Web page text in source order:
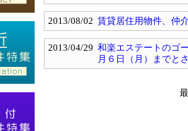
2013/08/02 賃貸居住用物件、仲
2013/04/29 和楽エステートのゴ
月６日（月）までと